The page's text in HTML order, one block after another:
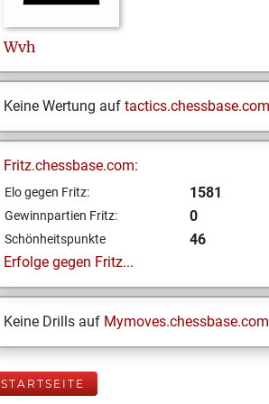
Wvh
Keine Wertung auf tactics.chessbase.com
Fritz.chessbase.com:
Elo gegen Fritz: 1581
Gewinnpartien Fritz: 0
Schönheitspunkte
46
Erfolge gegen Fritz...
Keine Drills auf Mymoves.chessbase.com
STARTSEITE